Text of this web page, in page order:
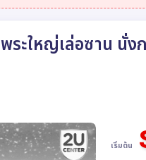
ะใหญ่เล่อซาน นั่ง
เริ่มต้น